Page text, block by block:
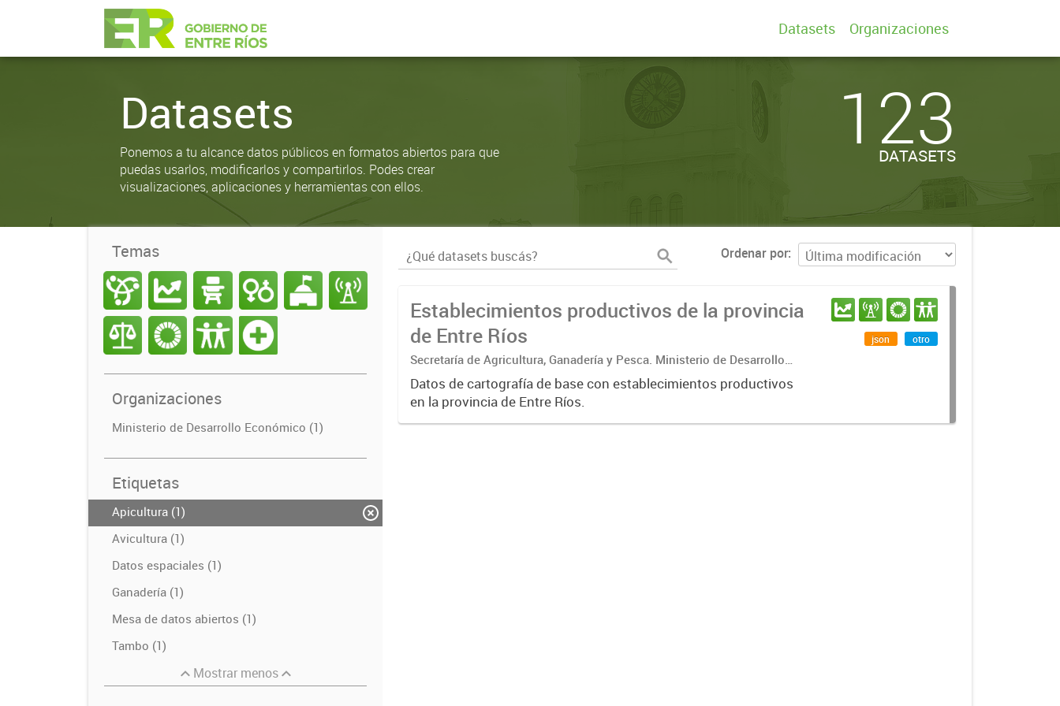
Datasets Organizaciones
Datasets
Ponemos a tu alcance datos públicos en formatos abiertos para que
puedas usarlos, modificarlos y compartirlos. Podes crear
visualizaciones, aplicaciones y herramientas con ellos.
123
DATASETS
Temas
Organizaciones
Ministerio de Desarrollo Económico (1)
Etiquetas
Apicultura (1)
Avicultura (1)
Datos espaciales (1)
Ganadería (1)
Mesa de datos abiertos (1)
Tambo (1)
Mostrar menos
Ordenar por
Establecimientos productivos de la provincia
de Entre Ríos
Secretaría de Agricultura, Ganadería y Pesca. Ministerio de Desarrollo
Económico
Datos de cartografía de base con establecimientos productivos
en la provincia de Entre Ríos.
json otro